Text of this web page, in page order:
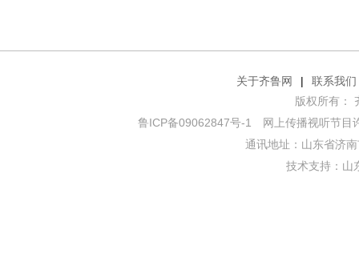
关于齐鲁网 |
联系我们
版权所有：
鲁ICP备09062847号-1
网上传播视听节目
通讯地址：山东省济
技术支持： 山